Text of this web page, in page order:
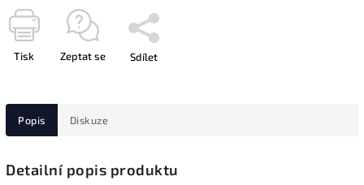
Tisk Zeptat se Sdílet
Popis Diskuze
Detailní popis produktu